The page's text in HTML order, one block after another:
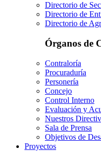
Directorio de
Directorio de
Directorio de
Órganos de
Contraloría
Procuraduría
Personería
Concejo
Control Interno
Evaluación y
Nuestros
Sala de Prensa
Objetivos de
Proyectos